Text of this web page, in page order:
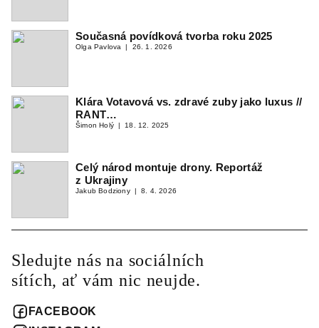
Současná povídková tvorba roku 2025
Olga Pavlova 26. 1. 2026
Klára Votavová vs. zdravé zuby jako luxus //
RANT…
Šimon Holý 18. 12. 2025
Celý národ montuje drony. Reportáž
z Ukrajiny
Jakub Bodziony 8. 4. 2026
Sledujte nás na sociálních
sítích, ať vám nic neujde.
FACEBOOK